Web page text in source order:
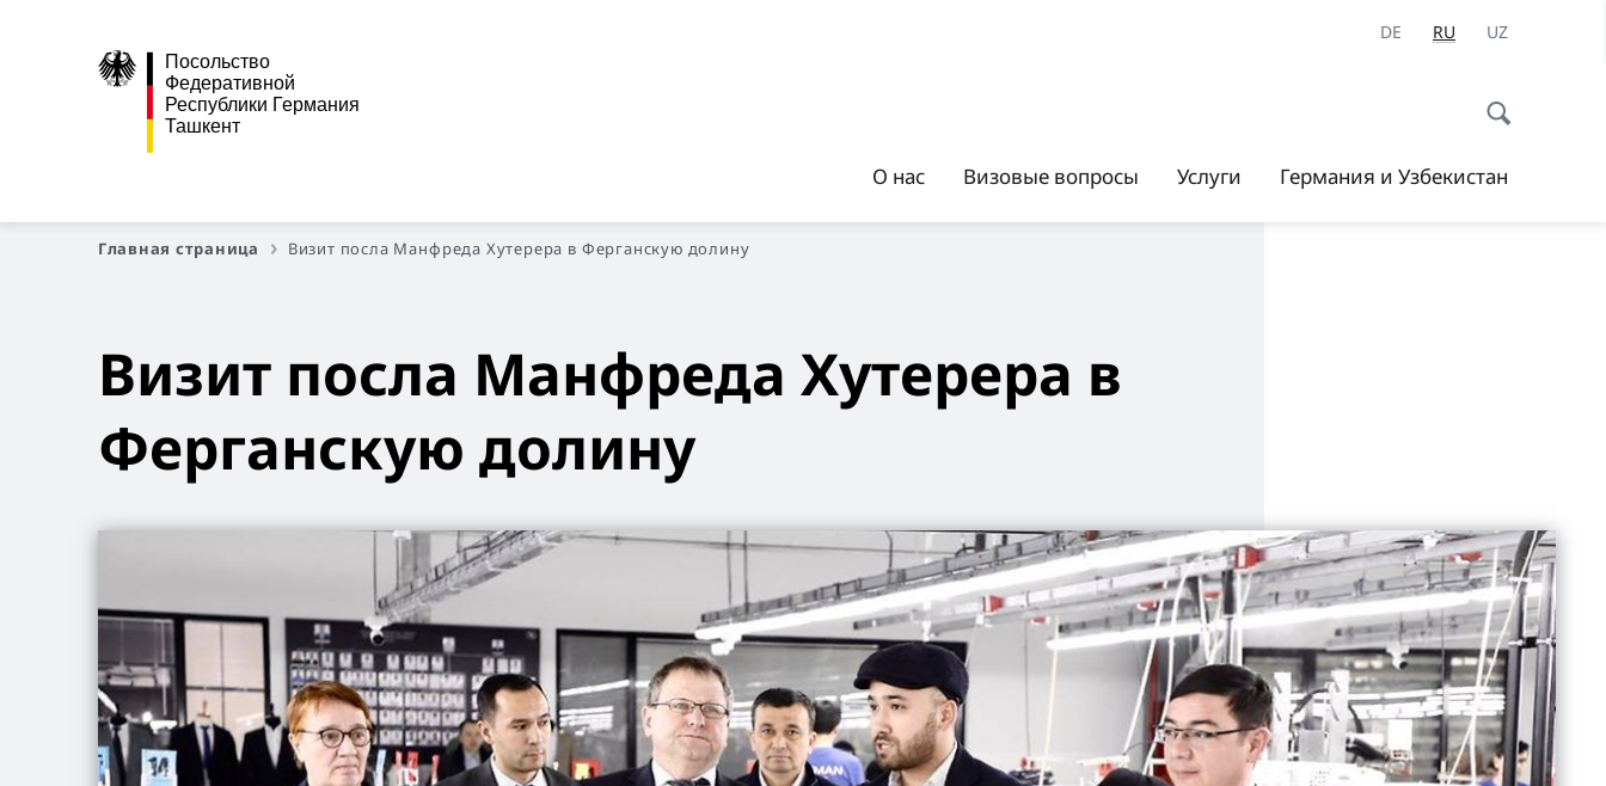
Посольство
Федеративной
Республики Германия
Ташкент
DE RU UZ
О нас Визовые вопросы Услуги Германия и Узбекистан
Главная страница Визит посла Манфреда Хутерера в Ферганскую долину
Визит посла Манфреда Хутерера в
Ферганскую долину